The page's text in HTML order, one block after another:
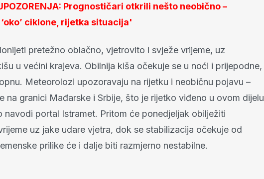
Prognostičari otkrili nešto neobično –
ciklone, rijetka situacija'
pretežno oblačno, vjetrovito i svježe vrijeme, uz
u većini krajeva. Obilnija kiša očekuje se u noći i prijepodne,
Meteorolozi upozoravaju na rijetku i neobičnu pojavu –
na granici Mađarske i Srbije, što je rijetko viđeno u ovom dijelu
navodi portal Istramet. Pritom će ponedjeljak obilježiti
uz jake udare vjetra, dok se stabilizacija očekuje od
prilike će i dalje biti razmjerno nestabilne.